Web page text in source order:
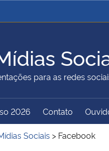
da Justiça e
da Educação
do Turismo
para as redes
2026 Contato
Sociais > Facebook